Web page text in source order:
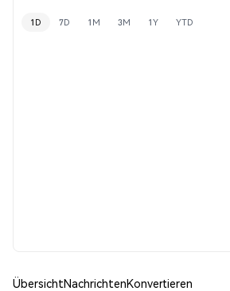
1D 7D 1M 3M 1Y YTD
ÜbersichtNachrichtenKonvertieren